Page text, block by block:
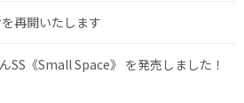
再開いたします
SS《Small Space》 を発売しました！